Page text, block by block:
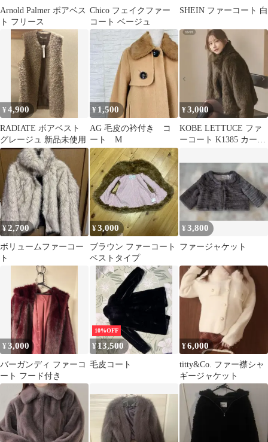
Arnold Palmer ボアベス
ト フリース
Chico フェイクファー
コート ベージュ
SHEIN ファーコート 白
¥4,900
RADIATE ボアベスト
グレージュ 新品未使用
¥ 1,500
AG 毛皮の衿付き コ
ート M
¥3,000
KOBE LETTUCE ファ
ーコート K1385 カーキ
¥2,700
ボリュームファーコー
ト
¥3,000
ブラウン ファーコート
ベストタイプ
¥3,800
ファージャケット
¥3,000
バーガンディ ファーコ
ート フード付き
10%OFF
¥13,500
毛皮コート
¥6,000
titty&Co. ファー襟シャ
ギージャケット